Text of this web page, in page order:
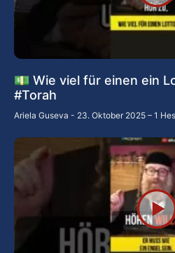
💵 Wie viel für einen ein
#Torah
Ariela Guseva 23. Oktober 2025 – 1